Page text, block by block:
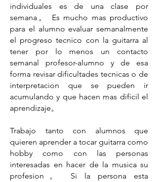
individuales es de una clase por
semana。 Es mucho mas productivo
para el alumno evaluar semanalmente
el progreso tecnico con la guitarra al
tener por lo menos un contacto
semanal profesor-alumno y de esa
forma revisar dificultades tecnicas o de
interpretacion que se pueden ir
acumulando y que hacen mas dificil el
aprendizaje。
Trabajo tanto con alumnos que
quieren aprender a tocar guitarra como
hobby como con las personas
interesadas en hacer de la musica su
profesion。 Si la persona esta